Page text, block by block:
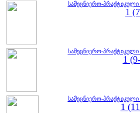
სამეცნიერო-
1
სამეცნიერო-
1
სამეცნიერო-
1